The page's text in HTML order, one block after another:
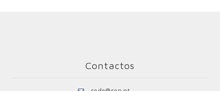
Contactos